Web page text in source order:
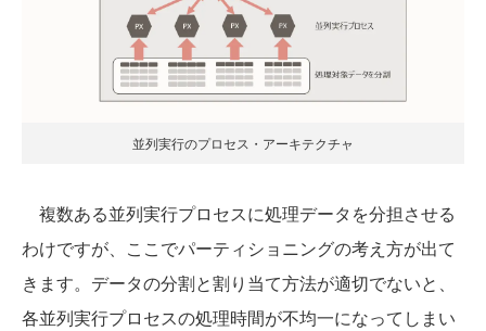
並列実行のプロセス・アーキテクチャ
複数ある並列実行プロセスに処理データを分担させる
わけですが、ここでパーティショニングの考え方が出て
きます。データの分割と割り当て方法が適切でないと、
各並列実行プロセスの処理時間が不均一になってしまい